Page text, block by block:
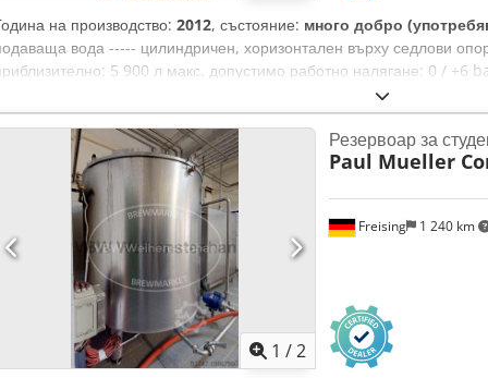
на производство: 2012, състояние: много добро
вода ----- цилиндричен, хоризонтален върху седлови
5 900 л макс. допустимо работно налягане: 0 / +6
0 / +200°C година на производство: 2012 Dkedpfx
1 /2
Freising 1 240 km
Резервоар за
Paul Mueller